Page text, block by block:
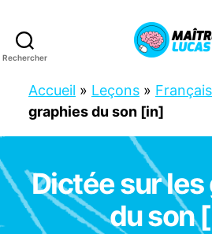
Rechercher
Lucas
Accueil » Leçons » Français
graphies du son [in]
Catégories
C
M
1
Dictée sur
du son